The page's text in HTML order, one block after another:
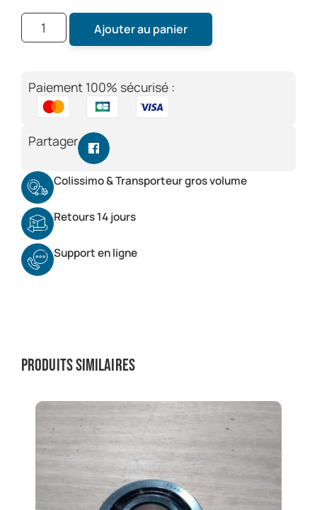
Ajouter au panier
Paiement 100% sécurisé :
Partager
Colissimo & Transporteur gros volume
Retours 14 jours
Support en ligne
Produits similaires